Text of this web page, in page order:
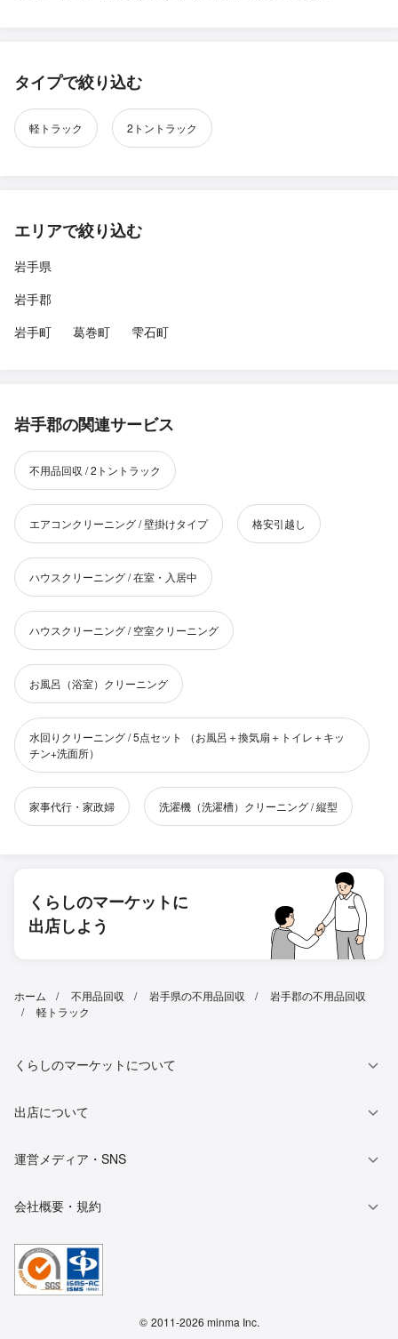
タイプで絞り込む
軽トラック 2トントラック
エリアで絞り込む
岩手県
岩手郡
岩手町
葛巻町 雫石町
岩手郡の関連サービス
不用品回収 / 2トントラック
エアコンクリーニング / 壁掛けタイプ 格安引越し
ハウスクリーニング / 在室・入居中
ハウスクリーニング / 空室クリーニング
お風呂（浴室）クリーニング
水回りクリーニング / 5点セット （お風呂＋換気扇＋トイレ＋キッ
チン+洗面所）
家事代行・家政婦 洗濯機（洗濯槽）クリーニング / 縦型
くらしのマーケットに
出店しよう
ホーム 不用品回収 岩手県の不用品回収
岩手郡の不用品回収
軽トラック
くらしのマーケットについて
出店について
運営メディア・SNS
会社概要・規約
© 2011-2026 minma Inc.